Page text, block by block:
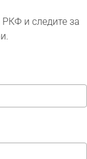
и следите за